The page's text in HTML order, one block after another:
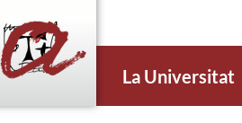
La Universitat